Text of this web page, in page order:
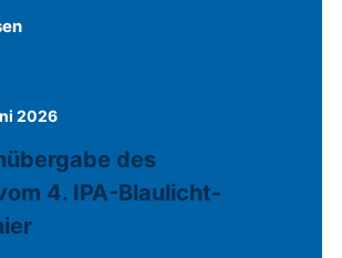
2026
des
4. IPA-Blaulicht-